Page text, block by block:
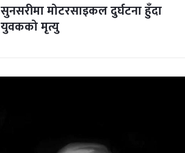
सुनसरीमा मोटरसाइकल दुर्घटना हुँदा
युवकको मृत्यु